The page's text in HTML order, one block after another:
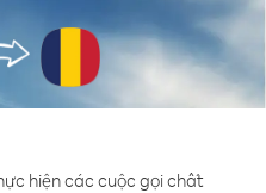
hiện các cuộc gọi chất